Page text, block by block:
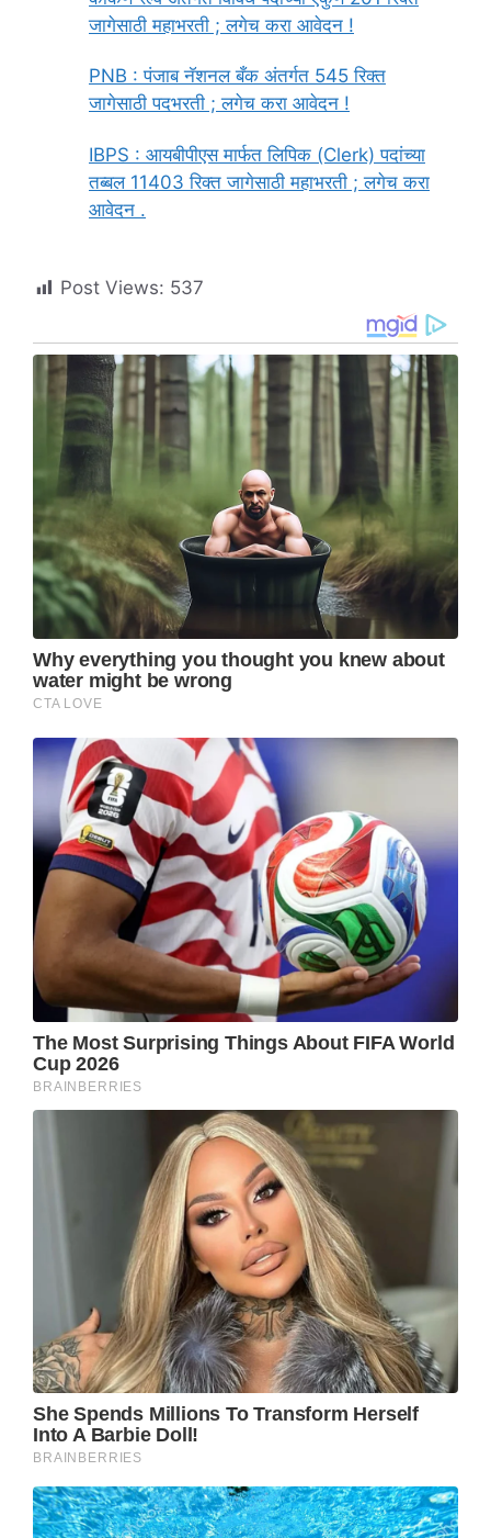
जागेसाठी महाभरती ; लगेच करा आवेदन !
PNB : पंजाब नॅशनल बँक अंतर्गत 545 रिक्त
जागेसाठी पदभरती ; लगेच करा आवेदन !
IBPS : आयबीपीएस मार्फत लिपिक (Clerk) पदांच्या
तब्बल 11403 रिक्त जागेसाठी महाभरती ; लगेच करा
आवेदन .
Post Views: 537